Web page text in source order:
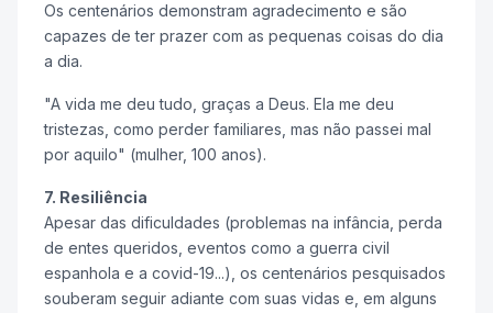
Os centenários demonstram agradecimento e são
capazes de ter prazer com as pequenas coisas do dia
a dia.
"A vida me deu tudo, graças a Deus. Ela me deu
tristezas, como perder familiares, mas não passei mal
por aquilo" (mulher, 100 anos).
7. Resiliência
Apesar das dificuldades (problemas na infância, perda
de entes queridos, eventos como a guerra civil
espanhola e a covid-19...), os centenários pesquisados
souberam seguir adiante com suas vidas e, em alguns